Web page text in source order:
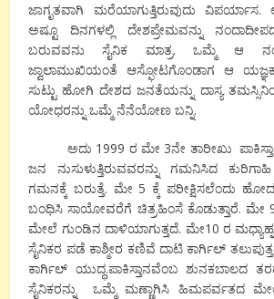
ಜಾಗೃತವಾಗಿ ಮರೆಯಾಗುತ್ತಿರುವುದು
ಅಷ್ಟೂ ದಿನಗಳಲ್ಲಿ ದೇಶಪ್ರೇಮವನ್ನು
ಬರುವವನು ಸೈನಿಕ ಮಾತ್ರ. ಒಮ್ಮೆ ಆ
ಜ್ವಾಲಾಮುಖಿಯಂತೆ ಆಸ್ಫೋಟಗೊಂಡಾಗ ಆ
ಸುಟ್ಟು ಹೋಗಿ ದೇಶದ ಜನತೆಯನ್ನು ದಾಸ್ಯ
ಯೋಧರನ್ನು ಒಮ್ಮೆ ನೆನೆಯೋಣ ಬನ್ನಿ.
ಅದು 1999 ರ ಮೇ 3ನೇ ತಾರೀಖು
ಜನ ನುಸುಳುತ್ತಿರುವವರನ್ನು ಗಮನಿಸಿದ
ಗಮನಕ್ಕೆ ಬರುತ್ತೆ. ಮೇ 5ಕ್ಕೆ ಪರೀಕ್ಷಿಸಲೆಂದು ಹೋದ
ಬಂಧಿಸಿ ಸಾಯೋವರೆಗೆ ಚಿತ್ರಹಿಂಸೆ ಕೊಡುತ್ತಾರೆ. ಮೇ
ಮೇಲೆ ಗುಂಡಿನ ದಾಳಿಯಾಗುತ್ತದೆ. ಮೇ10ರ
ಸೈನಿಕರ ಪಡೆ ಕಾಶ್ಮೀರ ಕಣಿವೆ ದಾಟಿ ಕಾರ್ಗಿಲ್
ಕಾರ್ಗಿಲ್ ಯುದ್ಧ.ಪಾಕಿಸ್ತಾನವೆಂಬ ಶುನಕಬಾಲದ
ಸೈನಿಕರನ್ನು ಒಮ್ಮೆ ಮಣ್ಣಾಗಿಸಿ ಹಿಮಪರ್ವತದ